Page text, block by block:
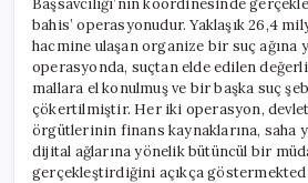
bahis’ operasyonudur. Yaklaşık 26,4
hacmine ulaşan organize bir suç ağına
operasyonda, suçtan elde edilen değerli
mallara el konulmuş ve bir başka suç
çökertilmiştir. Her iki operasyon,
örgütlerinin finans kaynaklarına, saha
dijital ağlarına yönelik bütüncül bir
gerçekleştirdiğini açıkça